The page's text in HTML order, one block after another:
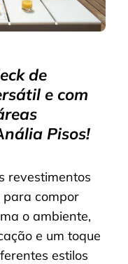
de
e com
Pisos!
revestimentos
para compor
o ambiente,
e um toque
estilos